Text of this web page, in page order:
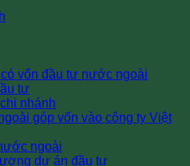
vốn đầu tư nước ngoài
tư
nhánh
góp vốn vào công ty Việt
ngoài
dự án đầu tư